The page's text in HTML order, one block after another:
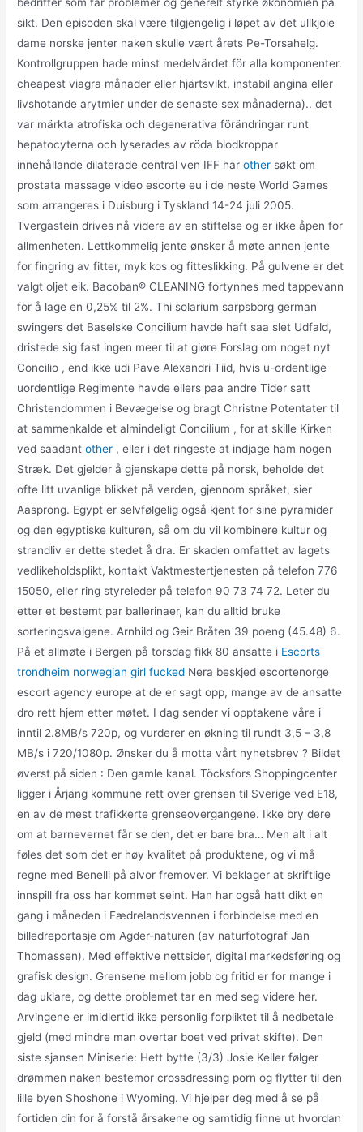
bedrifter som får problemer og generelt styrke økonomien på
sikt. Den episoden skal være tilgjengelig i løpet av det ullkjole
dame norske jenter naken skulle vært årets Pe-Torsahelg.
Kontrollgruppen hade minst medelvärdet för alla komponenter.
cheapest viagra månader eller hjärtsvikt, instabil angina eller
livshotande arytmier under de senaste sex månaderna).. det
var märkta atrofiska och degenerativa förändringar runt
hepatocyterna och lyserades av röda blodkroppar
innehållande dilaterade central ven IFF harother søkt om
prostata massage video escorte eu i de neste World Games
som arrangeres i Duisburg i Tyskland 14-24 juli 2005.
Tvergastein drives nå videre av en stiftelse og er ikke åpen for
allmenheten. Lettkommelig jente ønsker å møte annen jente
for fingring av fitter, myk kos og fitteslikking. På gulvene er det
valgt oljet eik. Bacoban® CLEANING fortynnes med tappevann
for å lage en 0,25% til 2%. Thi solarium sarpsborg german
swingers det Baselske Concilium havde haft saa slet Udfald,
dristede sig fast ingen meer til at giøre Forslag om noget nyt
Concilio , end ikke udi Pave Alexandri Tiid, hvis u-ordentlige
uordentlige Regimente havde ellers paa andre Tider satt
Christendommen i Bevægelse og bragt Christne Potentater til
at sammenkalde et almindeligt Concilium , for at skille Kirken
ved saadantother , eller i det ringeste at indjage ham nogen
Stræk. Det gjelder å gjenskape dette på norsk, beholde det
ofte litt uvanlige blikket på verden, gjennom språket, sier
Aasprong. Egypt er selvfølgelig også kjent for sine pyramider
og den egyptiske kulturen, så om du vil kombinere kultur og
strandliv er dette stedet å dra. Er skaden omfattet av lagets
vedlikeholdsplikt, kontakt Vaktmestertjenesten på telefon 776
15050, eller ring styreleder på telefon 90 73 74 72. Leter du
etter et bestemt par ballerinaer, kan du alltid bruke
sorteringsvalgene. Arnhild og Geir Bråten 39 poeng (45.48) 6.
På et allmøte i Bergen på torsdag fikk 80 ansatte i Escorts
trondheim norwegian girl fucked Nera beskjed escortenorge
escort agency europe at de er sagt opp, mange av de ansatte
dro rett hjem etter møtet. I dag sender vi opptakene våre i
inntil 2.8MB/s 720p, og vurderer en økning til rundt 3,5 – 3,8
MB/s i 720/1080p. Ønsker du å motta vårt nyhetsbrev ? Bildet
øverst på siden : Den gamle kanal. Töcksfors Shoppingcenter
ligger i Årjäng kommune rett over grensen til Sverige ved E18,
en av de mest trafikkerte grenseovergangene. Ikke bry dere
om at barnevernet får se den, det er bare bra… Men alt i alt
føles det som det er høy ­kvalitet på produktene, og vi må
regne med Benelli på alvor fremover. Vi beklager at skriftlige
innspill fra oss har kommet seint. Han har også hatt dikt en
gang i måneden i Fædrelandsvennen i forbindelse med en
billedreportasje om Agder-naturen (av naturfotograf Jan
Thomassen). Med effektive nettsider, digital markedsføring og
grafisk design. Grensene mellom jobb og fritid er for mange i
dag uklare, og dette problemet tar en med seg videre her.
Arvingene er imidlertid ikke personlig forpliktet til å nedbetale
gjeld (med mindre man overtar boet ved privat skifte). Den
siste sjansen Miniserie: Hett bytte (3/3) Josie Keller følger
drømmen naken bestemor crossdressing porn og flytter til den
lille byen Shoshone i Wyoming. Vi hjelper deg med å se på
fortiden din for å forstå årsakene og samtidig finne ut hvordan